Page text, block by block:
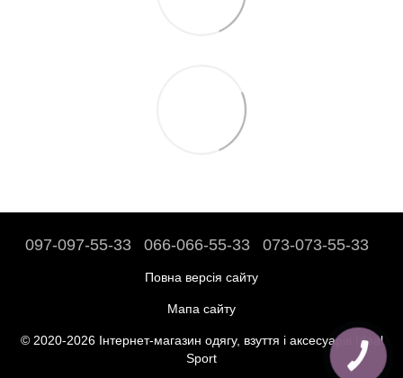
097-097-55-33 066-066-55-33 073-073-55-33
Повна версія сайту
Мапа сайту
© 2020-2026 Інтернет-магазин одягу, взуття і аксесуарів Ideal
Sport